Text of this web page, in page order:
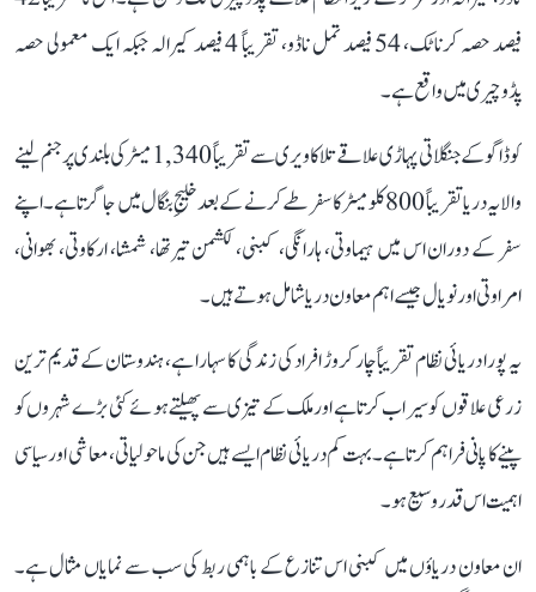
فیصد حصہ کرناٹک، 54 فیصد تمل ناڈو، تقریباً 4 فیصد کیرالہ جبکہ ایک معمولی حصہ
پڈوچیری میں واقع ہے۔
کوڈاگو کے جنگلاتی پہاڑی علاقے تلاکاویری سے تقریباً 1,340 میٹر کی بلندی پر جنم لینے
والا یہ دریا تقریباً 800 کلومیٹر کا سفر طے کرنے کے بعد خلیجِ بنگال میں جا گرتا ہے۔ اپنے
سفر کے دوران اس میں ہیماوتی، ہارانگی، کبنی، لکشمن تیرتھا، شمشا، ارکاوتی، بھوانی،
امراوتی اور نویال جیسے اہم معاون دریا شامل ہوتے ہیں۔
یہ پورا دریائی نظام تقریباً چار کروڑ افراد کی زندگی کا سہارا ہے، ہندوستان کے قدیم ترین
زرعی علاقوں کو سیراب کرتا ہے اور ملک کے تیزی سے پھیلتے ہوئے کئی بڑے شہروں کو
پینے کا پانی فراہم کرتا ہے۔ بہت کم دریائی نظام ایسے ہیں جن کی ماحولیاتی، معاشی اور سیاسی
اہمیت اس قدر وسیع ہو۔
ان معاون دریاؤں میں کبنی اس تنازع کے باہمی ربط کی سب سے نمایاں مثال ہے۔